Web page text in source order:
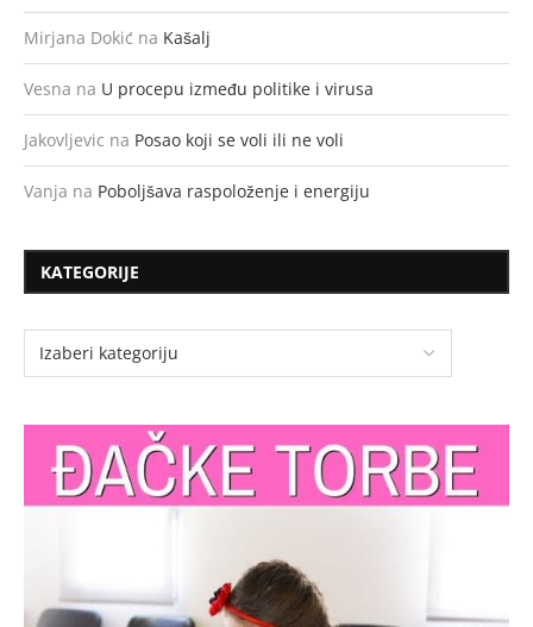
Mirjana Dokić na Kašalj
Vesna na U procepu između politike i virusa
Jakovljevic na Posao koji se voli ili ne voli
Vanja na Poboljšava raspoloženje i energiju
KATEGORIJE